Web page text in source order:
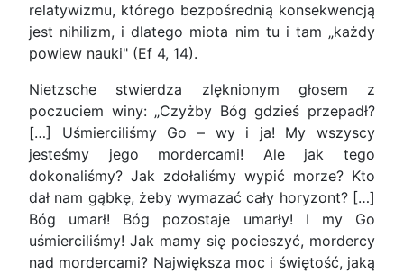
relatywizmu, którego bezpośrednią konsekwencją
jest nihilizm, i dlatego miota nim tu i tam „każdy
powiew nauki" (Ef 4, 14).
Nietzsche stwierdza zlęknionym głosem z
poczuciem winy: „Czyżby Bóg gdzieś przepadł?
[…] Uśmierciliśmy Go – wy i ja! My wszyscy
jesteśmy jego mordercami! Ale jak tego
dokonaliśmy? Jak zdołaliśmy wypić morze? Kto
dał nam gąbkę, żeby wymazać cały horyzont? […]
Bóg umarł! Bóg pozostaje umarły! I my Go
uśmierciliśmy! Jak mamy się pocieszyć, mordercy
nad mordercami? Największa moc i świętość, jaką